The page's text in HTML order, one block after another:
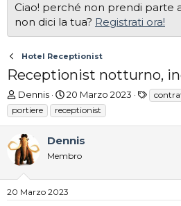
LAVORO
Ciao! perché non prendi parte
non dici la tua? Registrati ora!
Hotel Receptionist
Receptionist notturno,
A
u
t
r
e
D
i
s
Dennis
D
a
t
d
'
n
i
20 Marzo 2023
T
portiere
receptionist
Dennis
Membro
20 Marzo 2023